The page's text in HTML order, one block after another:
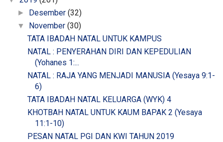
► Desember(32)
▼ November(30)
TATA IBADAH NATAL UNTUK KAMPUS
NATAL : PENYERAHAN DIRI DAN KEPEDULIAN
(Yohanes 1:...
NATAL : RAJA YANG MENJADI MANUSIA (Yesaya 9:1-
6)
TATA IBADAH NATAL KELUARGA (WYK) 4
KHOTBAH NATAL UNTUK KAUM BAPAK 2 (Yesaya
11:1-10)
PESAN NATAL PGI DAN KWI TAHUN 2019